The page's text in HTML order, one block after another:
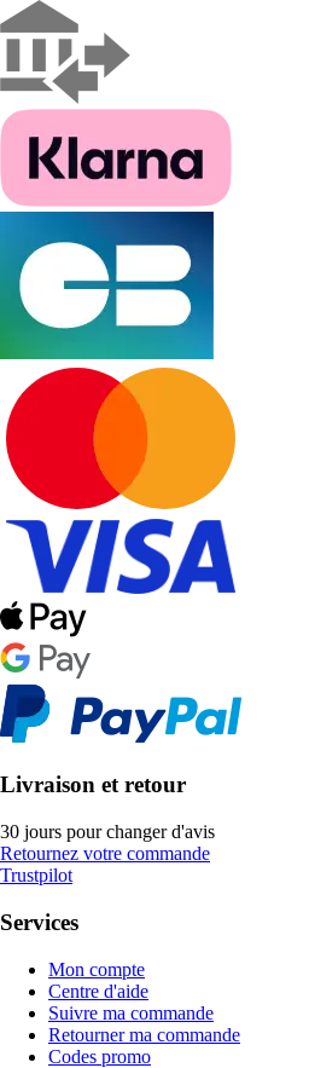
Livraison et retour
30 jours pour changer d'avis
Retournez votre commande
Trustpilot
Services
Mon compte
Centre d'aide
Suivre ma commande
Retourner ma commande
Codes promo